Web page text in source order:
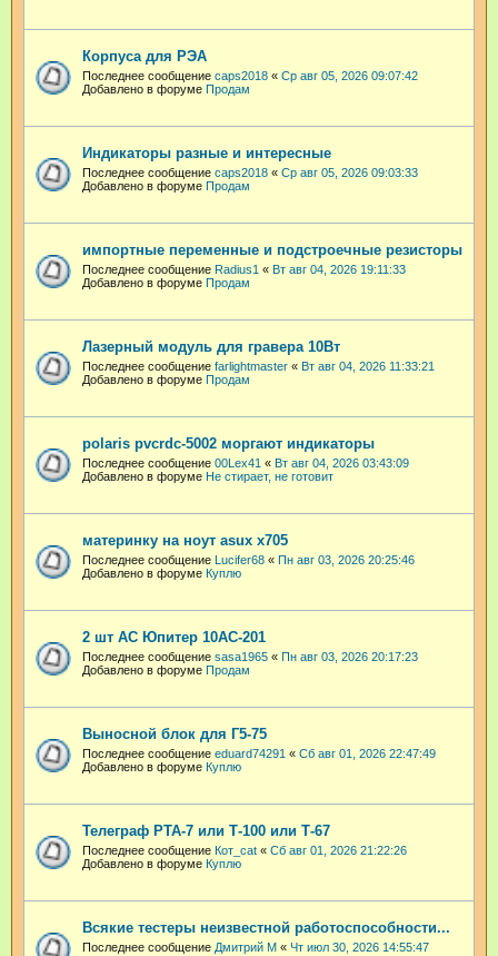
Корпуса для РЭА
Последнее сообщение caps2018 « Ср авг 05, 2026 09:07:42
Добавлено в форуме Продам
Индикаторы разные и интересные
Последнее сообщение caps2018 « Ср авг 05, 2026 09:03:33
Добавлено в форуме Продам
импортные переменные и подстроечные резисторы
Последнее сообщение Radius1 « Вт авг 04, 2026 19:11:33
Добавлено в форуме Продам
Лазерный модуль для гравера 10Вт
Последнее сообщение farlightmaster « Вт авг 04, 2026 11:33:21
Добавлено в форуме Продам
polaris pvcrdc-5002 моргают индикаторы
Последнее сообщение 00Lex41 « Вт авг 04, 2026 03:43:09
Добавлено в форуме Не стирает, не готовит
материнку на ноут asux x705
Последнее сообщение Lucifer68 « Пн авг 03, 2026 20:25:46
Добавлено в форуме Куплю
2 шт АС Юпитер 10АС-201
Последнее сообщение sasa1965 « Пн авг 03, 2026 20:17:23
Добавлено в форуме Продам
Выносной блок для Г5-75
Последнее сообщение eduard74291 « Сб авг 01, 2026 22:47:49
Добавлено в форуме Куплю
Телеграф РТА-7 или Т-100 или Т-67
Последнее сообщение Кот_cat « Сб авг 01, 2026 21:22:26
Добавлено в форуме Куплю
Всякие тестеры неизвестной работоспособности...
Последнее сообщение Дмитрий М « Чт июл 30, 2026 14:55:47